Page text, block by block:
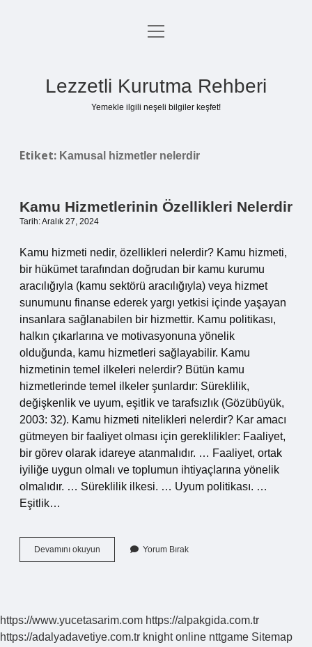
Anasayfa
menüyü
Lezzetli Kurutma Rehberi
Yemekle ilgili neşeli bilgiler keşfet!
Etiket: Kamusal hizmetler nelerdir
Kamu Hizmetlerinin Özellikleri Nelerdir
Tarih: Aralık 27, 2024
Kamu hizmeti nedir, özellikleri nelerdir? Kamu hizmeti,
bir hükümet tarafından doğrudan bir kamu kurumu
aracılığıyla (kamu sektörü aracılığıyla) veya hizmet
sunumunu finanse ederek yargı yetkisi içinde yaşayan
insanlara sağlanabilen bir hizmettir. Kamu politikası,
halkın çıkarlarına ve motivasyonuna yönelik
olduğunda, kamu hizmetleri sağlayabilir. Kamu
hizmetinin temel ilkeleri nelerdir? Bütün kamu
hizmetlerinde temel ilkeler şunlardır: Süreklilik,
değişkenlik ve uyum, eşitlik ve tarafsızlık (Gözübüyük,
2003: 32). Kamu hizmeti nitelikleri nelerdir? Kar amacı
gütmeyen bir faaliyet olması için gereklilikler: Faaliyet,
bir görev olarak idareye atanmalıdır. … Faaliyet, ortak
iyiliğe uygun olmalı ve toplumun ihtiyaçlarına yönelik
olmalıdır. … Süreklilik ilkesi. … Uyum politikası. …
Eşitlik…
Devamını okuyun
Hizmetlerinin
Yorum Bırak
https://www.yucetasarim.com https://alpakgida.com.tr
https://adalyadavetiye.com.tr knight online nttgame Sitemap